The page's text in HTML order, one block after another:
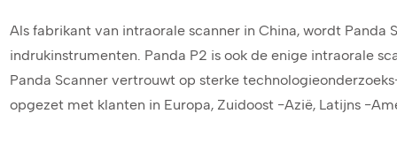
Als fabrikant van intraorale scanner in China, wordt
indrukinstrumenten. Panda P2 is ook de enige intraorale
Panda Scanner vertrouwt op sterke
opgezet met klanten in Europa, Zuidoost -Azië, Latijns -